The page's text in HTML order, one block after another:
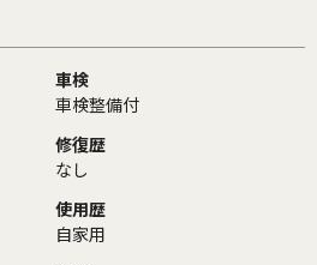
車検
車検整備付
修復歴
なし
使用歴
自家用